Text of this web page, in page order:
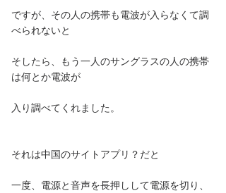
ですが、その人の携帯も電波が入らなくて調
べられないと
そしたら、もう一人のサングラスの人の携帯
は何とか電波が
入り調べてくれました。
それは中国のサイトアプリ？だと
一度、電源と音声を長押しして電源を切り、